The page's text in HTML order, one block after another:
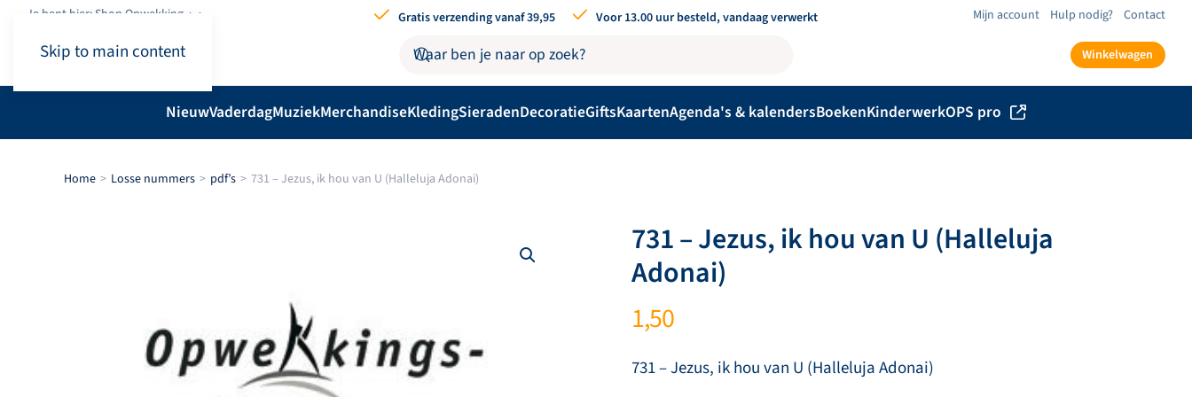
Skip to main content
Je bent hier: Shop.Opwekking Gratis verzending vanaf 39,95 Voor 13.00 uur besteld, vandaag verwerkt Mijn account Hulp nodig? Contact
Winkelwagen
NieuwVaderdagMuziekMerchandiseKledingSieradenDecoratieGiftsKaartenAgenda's & kalendersBoekenKinderwerkOPS pro
Home Losse nummers pdf’s 731 – Jezus, ik hou van U (Halleluja Adonai)
731 – Jezus, ik hou van U (Halleluja
Adonai)
1,50
731 – Jezus, ik hou van U (Halleluja Adonai)